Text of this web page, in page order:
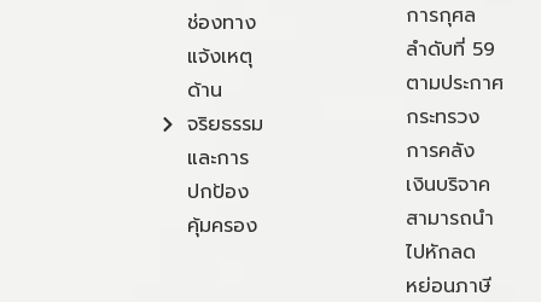
ช่องทาง
แจ้งเหตุ
ด้าน
จริยธรรม
และการ
ปกป้อง
คุ้มครอง
การกุศล
ลำดับที่ 59
ตามประกาศ
กระทรวง
การคลัง
เงินบริจาค
สามารถนำ
ไปหักลด
หย่อนภาษี